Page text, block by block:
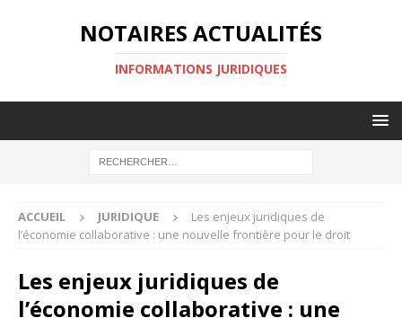
NOTAIRES ACTUALITÉS
INFORMATIONS JURIDIQUES
ACCUEIL JURIDIQUE
Les enjeux juridiques de
l’économie collaborative : une nouvelle frontière pour le droit
Les enjeux juridiques de
l’économie collaborative : une